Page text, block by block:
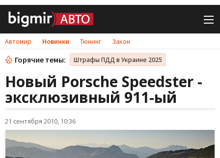
Автомир Новинки Тюнинг Закон
Горячие темы: Штрафы ПДД в Украине 2025
Новый Porsche Speedster -
эксклюзивный 911-ый
21 сентября 2010, 10:36